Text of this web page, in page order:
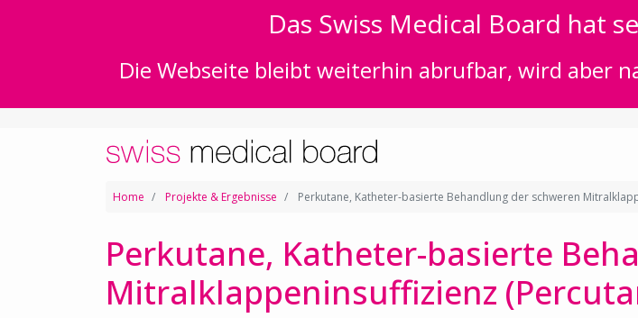
Das Swiss Medical Board hat
Die Webseite bleibt weiterhin abrufbar, wird aber
Home Projekte & Ergebnisse Perkutane, Katheter-basierte Behandlung der schweren
Perkutane, Katheter-basierte
Mitralklappeninsuffizienz